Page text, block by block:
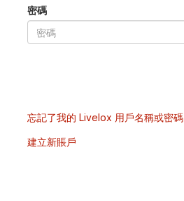
密碼
忘記了我的 Livelox 用戶名稱或密碼
建立新賬戶